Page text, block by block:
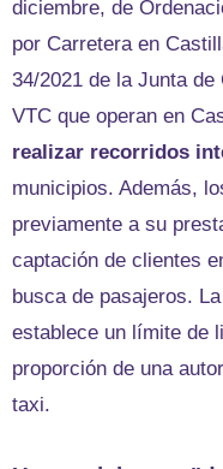
diciembre, de
por Carretera en
34/2021 de la Junta
VTC que operan en
realizar recorridos
municipios. Además,
previamente a su
captación de clientes
busca de pasajeros.
establece un límite de
proporción de una
taxi.